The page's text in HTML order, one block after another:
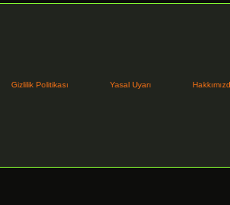
Gizlilik Politikası Yasal Uyarı